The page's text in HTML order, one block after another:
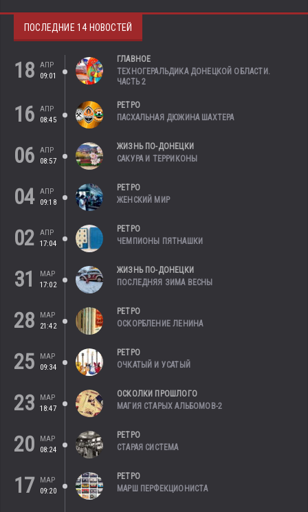
ПОСЛЕДНИЕ 14 НОВОСТЕЙ
18
АПР
09:01
ГЛАВНОЕ
ТЕХНОГЕРАЛЬДИКА ДОНЕЦКОЙ ОБЛАСТИ.
ЧАСТЬ 2
16
АПР
08:45
РЕТРО
ПАСХАЛЬНАЯ ДЮЖИНА ШАХТЕРА
06
АПР
08:57
ЖИЗНЬ ПО-ДОНЕЦКИ
САКУРА И ТЕРРИКОНЫ
04 АПР
09:18
РЕТРО
ЖЕНСКИЙ МИР
02
АПР
17:04
РЕТРО
ЧЕМПИОНЫ ПЯТНАШКИ
31
МАР
17:02
ЖИЗНЬ ПО-ДОНЕЦКИ
ПОСЛЕДНЯЯ ЗИМА ВЕСНЫ
28
МАР
21:42
РЕТРО
ОСКОРБЛЕНИЕ ЛЕНИНА
25
МАР
09:34
РЕТРО
ОЧКАТЫЙ И УСАТЫЙ
23
МАР
18:47
ОСКОЛКИ ПРОШЛОГО
МАГИЯ СТАРЫХ АЛЬБОМОВ-2
20
МАР
08:24
РЕТРО
СТАРАЯ СИСТЕМА
17
МАР
09:20
РЕТРО
МАРШ ПЕРФЕКЦИОНИСТА